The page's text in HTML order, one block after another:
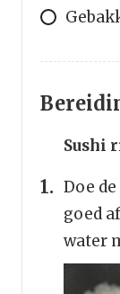
Sushi
Doe
goed
water